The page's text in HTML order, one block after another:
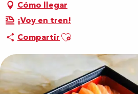
Cómo llegar
¡Voy en tren!
CompartirAjouter aux favoris